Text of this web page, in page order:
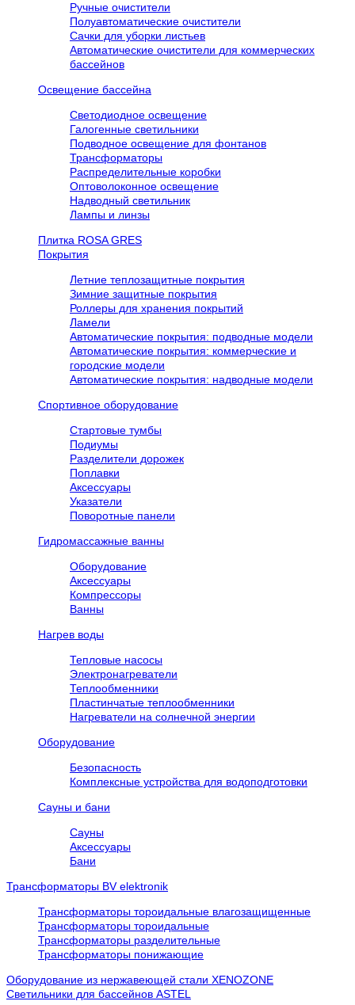
Ручные очистители
Полуавтоматические очистители
Сачки для уборки листьев
Автоматические очистители для коммерческих
бассейнов
Освещение бассейна
Светодиодное освещение
Галогенные светильники
Подводное освещение для фонтанов
Трансформаторы
Распределительные коробки
Оптоволоконное освещение
Надводный светильник
Лампы и линзы
Плитка ROSA GRES
Покрытия
Летние теплозащитные покрытия
Зимние защитные покрытия
Роллеры для хранения покрытий
Ламели
Автоматические покрытия: подводные модели
Автоматические покрытия: коммерческие и
городские модели
Автоматические покрытия: надводные модели
Спортивное оборудование
Стартовые тумбы
Подиумы
Разделители дорожек
Поплавки
Аксессуары
Указатели
Поворотные панели
Гидромассажные ванны
Оборудование
Аксессуары
Компрессоры
Ванны
Нагрев воды
Тепловые насосы
Электронагреватели
Теплообменники
Пластинчатые теплообменники
Нагреватели на солнечной энергии
Оборудование
Безопасность
Комплексные устройства для водоподготовки
Сауны и бани
Сауны
Аксессуары
Бани
Трансформаторы BV elektronik
Трансформаторы тороидальные влагозащищенные
Трансформаторы тороидальные
Трансформаторы разделительные
Трансформаторы понижающие
Оборудование из нержавеющей стали XENOZONE
Cветильники для бассейнов ASTEL